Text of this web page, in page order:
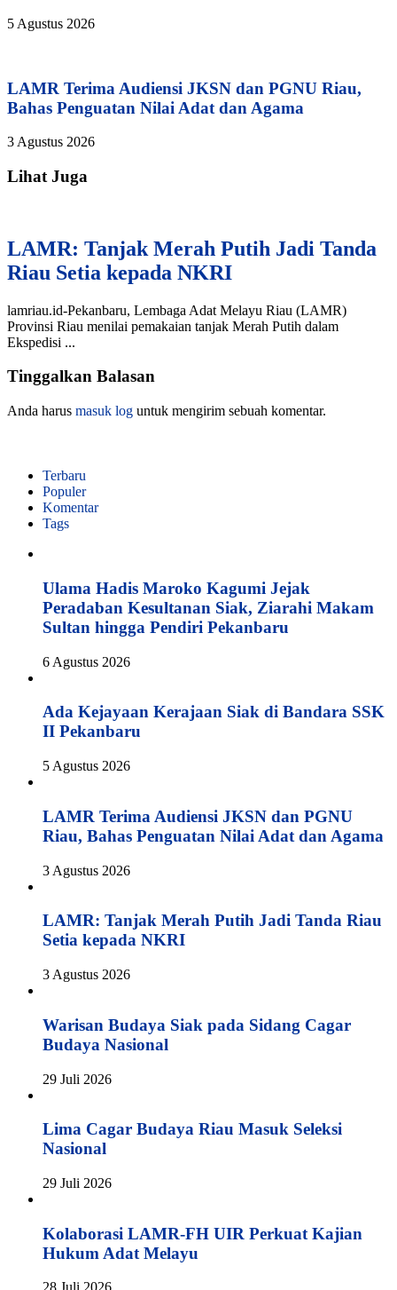
5 Agustus 2026
LAMR Terima Audiensi JKSN dan PGNU Riau,
Bahas Penguatan Nilai Adat dan Agama
3 Agustus 2026
Lihat Juga
LAMR: Tanjak Merah Putih Jadi Tanda
Riau Setia kepada NKRI
lamriau.id-Pekanbaru, Lembaga Adat Melayu Riau (LAMR)
Provinsi Riau menilai pemakaian tanjak Merah Putih dalam
Ekspedisi ...
Tinggalkan Balasan
Anda harus masuk log untuk mengirim sebuah komentar.
Terbaru
Populer
Komentar
Tags
Ulama Hadis Maroko Kagumi Jejak
Peradaban Kesultanan Siak, Ziarahi Makam
Sultan hingga Pendiri Pekanbaru
6 Agustus 2026
Ada Kejayaan Kerajaan Siak di Bandara SSK
II Pekanbaru
5 Agustus 2026
LAMR Terima Audiensi JKSN dan PGNU
Riau, Bahas Penguatan Nilai Adat dan Agama
3 Agustus 2026
LAMR: Tanjak Merah Putih Jadi Tanda Riau
Setia kepada NKRI
3 Agustus 2026
Warisan Budaya Siak pada Sidang Cagar
Budaya Nasional
29 Juli 2026
Lima Cagar Budaya Riau Masuk Seleksi
Nasional
29 Juli 2026
Kolaborasi LAMR-FH UIR Perkuat Kajian
Hukum Adat Melayu